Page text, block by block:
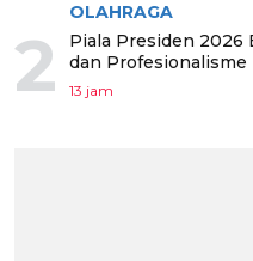
2
OLAHRAGA
Piala Presiden
dan Profesionalisme
13 jam